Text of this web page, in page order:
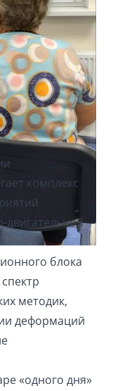
комплекс
блока
методик,
деформаций
«одного дня»